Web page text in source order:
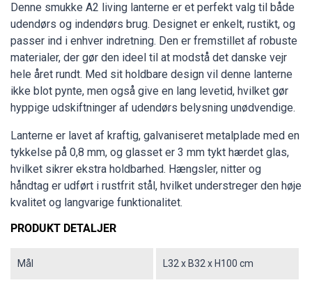
Denne smukke A2 living lanterne er et perfekt valg til både
udendørs og indendørs brug. Designet er enkelt, rustikt, og
passer ind i enhver indretning. Den er fremstillet af robuste
materialer, der gør den ideel til at modstå det danske vejr
hele året rundt. Med sit holdbare design vil denne lanterne
ikke blot pynte, men også give en lang levetid, hvilket gør
hyppige udskiftninger af udendørs belysning unødvendige.
Lanterne er lavet af kraftig, galvaniseret metalplade med en
tykkelse på 0,8 mm, og glasset er 3 mm tykt hærdet glas,
hvilket sikrer ekstra holdbarhed. Hængsler, nitter og
håndtag er udført i rustfrit stål, hvilket understreger den høje
kvalitet og langvarige funktionalitet.
PRODUKT DETALJER
Mål L32 x B32 x H100 cm